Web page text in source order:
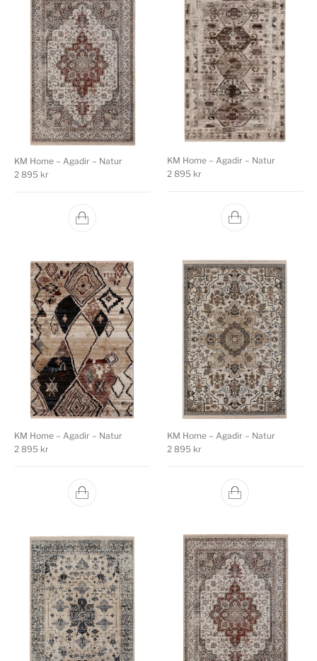
KM Home – Agadir – Natur
2 895 kr
KM Home – Agadir – Natur
2 895 kr
KM Home – Agadir – Natur
2 895 kr
KM Home – Agadir – Natur
2 895 kr